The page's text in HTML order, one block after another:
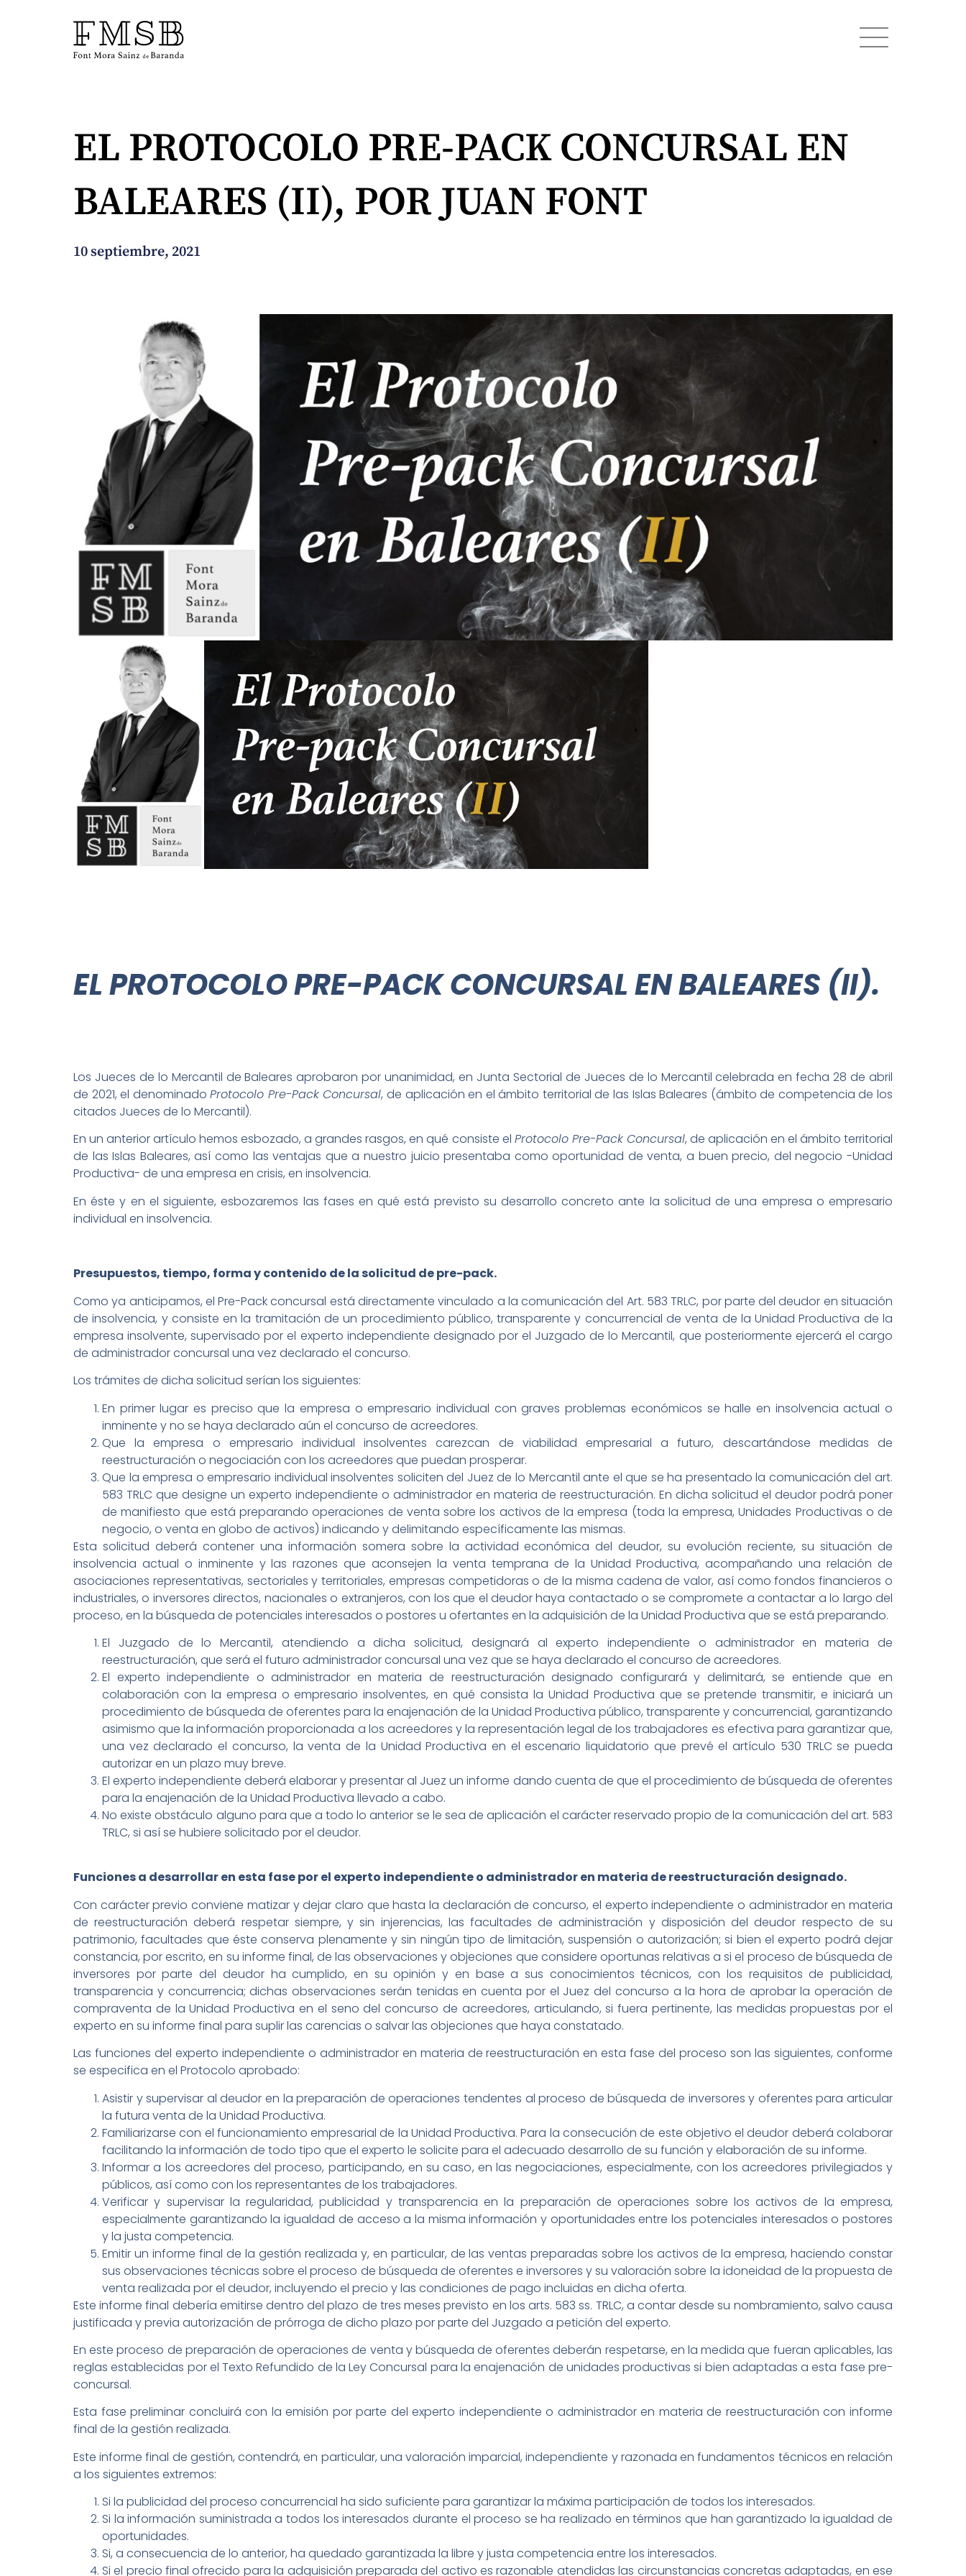
Font Mora Sainz de Baranda
Equipo
Servicios
¿En qué podemos ayudarte?
EL PROTOCOLO PRE-PACK CONCURSAL EN
BALEARES (II), POR JUAN FONT
10 septiembre, 2021
EL PROTOCOLO PRE-PACK CONCURSAL EN BALEARES (II).
Los Jueces de lo Mercantil de Baleares aprobaron por unanimidad, en Junta Sectorial de Jueces de lo Mercantil celebrada en fecha 28 de abril
de 2021, el denominadoProtocolo Pre-Pack Concursal, de aplicación en el ámbito territorial de las Islas Baleares (ámbito de competencia de los
citados Jueces de lo Mercantil).
En un anterior artículo hemos esbozado, a grandes rasgos, en qué consiste el Protocolo Pre-Pack Concursal, de aplicación en el ámbito territorial
de las Islas Baleares, así como las ventajas que a nuestro juicio presentaba como oportunidad de venta, a buen precio, del negocio -Unidad
Productiva- de una empresa en crisis, en insolvencia.
En éste y en el siguiente, esbozaremos las fases en qué está previsto su desarrollo concreto ante la solicitud de una empresa o empresario
individual en insolvencia.
Presupuestos, tiempo, forma y contenido de la solicitud de pre-pack.
Como ya anticipamos, el Pre-Pack concursal está directamente vinculado a la comunicación del Art. 583 TRLC, por parte del deudor en situación
de insolvencia, y consiste en la tramitación de un procedimiento público, transparente y concurrencial de venta de la Unidad Productiva de la
empresa insolvente, supervisado por el experto independiente designado por el Juzgado de lo Mercantil, que posteriormente ejercerá el cargo
de administrador concursal una vez declarado el concurso.
Los trámites de dicha solicitud serían los siguientes:
En primer lugar es preciso que la empresa o empresario individual con graves problemas económicos se halle en insolvencia actual o
inminente y no se haya declarado aún el concurso de acreedores.
Que la empresa o empresario individual insolventes carezcan de viabilidad empresarial a futuro, descartándose medidas de
reestructuración o negociación con los acreedores que puedan prosperar.
Que la empresa o empresario individual insolventes soliciten del Juez de lo Mercantil ante el que se ha presentado la comunicación del art.
583 TRLC que designe un experto independiente o administrador en materia de reestructuración. En dicha solicitud el deudor podrá poner
de manifiesto que está preparando operaciones de venta sobre los activos de la empresa (toda la empresa, Unidades Productivas o de
negocio, o venta en globo de activos) indicando y delimitando específicamente las mismas.
Esta solicitud deberá contener una información somera sobre la actividad económica del deudor, su evolución reciente, su situación de
insolvencia actual o inminente y las razones que aconsejen la venta temprana de la Unidad Productiva, acompañando una relación de
asociaciones representativas, sectoriales y territoriales, empresas competidoras o de la misma cadena de valor, así como fondos financieros o
industriales, o inversores directos, nacionales o extranjeros, con los que el deudor haya contactado o se compromete a contactar a lo largo del
proceso, en la búsqueda de potenciales interesados o postores u ofertantes en la adquisición de la Unidad Productiva que se está preparando.
El Juzgado de lo Mercantil, atendiendo a dicha solicitud, designará al experto independiente o administrador en materia de
reestructuración, que será el futuro administrador concursal una vez que se haya declarado el concurso de acreedores.
El experto independiente o administrador en materia de reestructuración designado configurará y delimitará, se entiende que en
colaboración con la empresa o empresario insolventes, en qué consista la Unidad Productiva que se pretende transmitir, e iniciará un
procedimiento de búsqueda de oferentes para la enajenación de la Unidad Productiva público, transparente y concurrencial, garantizando
asimismo que la información proporcionada a los acreedores y la representación legal de los trabajadores es efectiva para garantizar que,
una vez declarado el concurso, la venta de la Unidad Productiva en el escenario liquidatorio que prevé el artículo 530 TRLC se pueda
autorizar en un plazo muy breve.
El experto independiente deberá elaborar y presentar al Juez un informe dando cuenta de que el procedimiento de búsqueda de oferentes
para la enajenación de la Unidad Productiva llevado a cabo.
No existe obstáculo alguno para que a todo lo anterior se le sea de aplicación el carácter reservado propio de la comunicación del art. 583
TRLC, si así se hubiere solicitado por el deudor.
Funciones a desarrollar en esta fase por el experto independiente o administrador en materia de reestructuración designado.
Con carácter previo conviene matizar y dejar claro que hasta la declaración de concurso, el experto independiente o administrador en materia
de reestructuración deberá respetar siempre, y sin injerencias, las facultades de administración y disposición del deudor respecto de su
patrimonio, facultades que éste conserva plenamente y sin ningún tipo de limitación, suspensión o autorización; si bien el experto podrá dejar
constancia, por escrito, en su informe final, de las observaciones y objeciones que considere oportunas relativas a si el proceso de búsqueda de
inversores por parte del deudor ha cumplido, en su opinión y en base a sus conocimientos técnicos, con los requisitos de publicidad,
transparencia y concurrencia; dichas observaciones serán tenidas en cuenta por el Juez del concurso a la hora de aprobar la operación de
compraventa de la Unidad Productiva en el seno del concurso de acreedores, articulando, si fuera pertinente, las medidas propuestas por el
experto en su informe final para suplir las carencias o salvar las objeciones que haya constatado.
Las funciones del experto independiente o administrador en materia de reestructuración en esta fase del proceso son las siguientes, conforme
se especifica en el Protocolo aprobado:
Asistir y supervisar al deudor en la preparación de operaciones tendentes al proceso de búsqueda de inversores y oferentes para articular
la futura venta de la Unidad Productiva.
Familiarizarse con el funcionamiento empresarial de la Unidad Productiva. Para la consecución de este objetivo el deudor deberá colaborar
facilitando la información de todo tipo que el experto le solicite para el adecuado desarrollo de su función y elaboración de su informe.
Informar a los acreedores del proceso, participando, en su caso, en las negociaciones, especialmente, con los acreedores privilegiados y
públicos, así como con los representantes de los trabajadores.
Verificar y supervisar la regularidad, publicidad y transparencia en la preparación de operaciones sobre los activos de la empresa,
especialmente garantizando la igualdad de acceso a la misma información y oportunidades entre los potenciales interesados o postores
y la justa competencia.
Emitir un informe final de la gestión realizada y, en particular, de las ventas preparadas sobre los activos de la empresa, haciendo constar
sus observaciones técnicas sobre el proceso de búsqueda de oferentes e inversores y su valoración sobre la idoneidad de la propuesta de
venta realizada por el deudor, incluyendo el precio y las condiciones de pago incluidas en dicha oferta.
Este informe final debería emitirse dentro del plazo de tres meses previsto en los arts. 583 ss. TRLC, a contar desde su nombramiento, salvo causa
justificada y previa autorización de prórroga de dicho plazo por parte del Juzgado a petición del experto.
En este proceso de preparación de operaciones de venta y búsqueda de oferentes deberán respetarse, en la medida que fueran aplicables, las
reglas establecidas por el Texto Refundido de la Ley Concursal para la enajenación de unidades productivas si bien adaptadas a esta fase pre-
concursal.
Esta fase preliminar concluirá con la emisión por parte del experto independiente o administrador en materia de reestructuración con informe
final de la gestión realizada.
Este informe final de gestión, contendrá, en particular, una valoración imparcial, independiente y razonada en fundamentos técnicos en relación
a los siguientes extremos:
Si la publicidad del proceso concurrencial ha sido suficiente para garantizar la máxima participación de todos los interesados.
Si la información suministrada a todos los interesados durante el proceso se ha realizado en términos que han garantizado la igualdad de
oportunidades.
Si, a consecuencia de lo anterior, ha quedado garantizada la libre y justa competencia entre los interesados.
Si el precio final ofrecido para la adquisición preparada del activo es razonable atendidas las circunstancias concretas adaptadas, en ese